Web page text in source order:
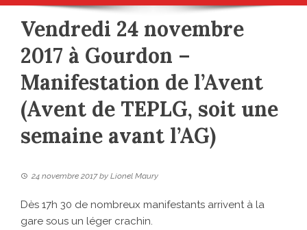
Vendredi 24 novembre
2017 à Gourdon –
Manifestation de l’Avent
(Avent de TEPLG, soit une
semaine avant l’AG)
24 novembre 2017by Lionel Maury
Dès 17h 30 de nombreux manifestants arrivent à la
gare sous un léger crachin.